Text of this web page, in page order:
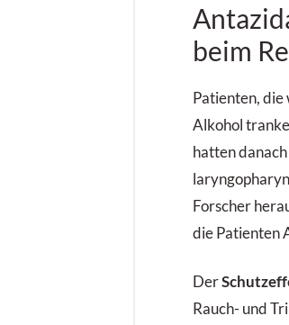
beim
Patienten, die
Alkohol
hatten
Forscher
die Patienten
Der
Rauch- und